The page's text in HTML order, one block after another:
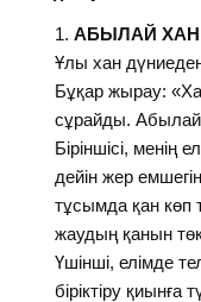
АБЫЛАЙ
Ұлы хан
Бұқар жырау:
сұрайды.
Біріншісі, менің
дейін жер
тұсымда қан көп
жаудың қанын
Үшінші, елімде
біріктіру қиынға